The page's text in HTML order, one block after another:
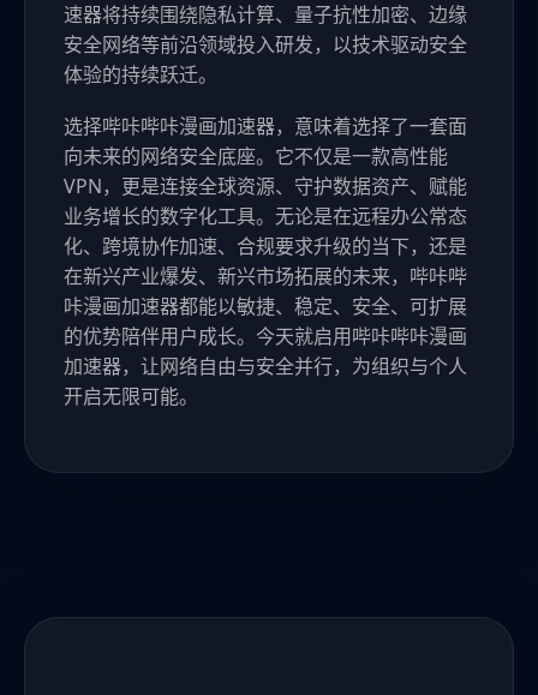
速器将持续围绕隐私计算、量子抗性加密、边缘
安全网络等前沿领域投入研发，以技术驱动安全
体验的持续跃迁。
选择哔咔哔咔漫画加速器，意味着选择了一套面
向未来的网络安全底座。它不仅是一款高性能
VPN，更是连接全球资源、守护数据资产、赋能
业务增长的数字化工具。无论是在远程办公常态
化、跨境协作加速、合规要求升级的当下，还是
在新兴产业爆发、新兴市场拓展的未来，哔咔哔
咔漫画加速器都能以敏捷、稳定、安全、可扩展
的优势陪伴用户成长。今天就启用哔咔哔咔漫画
加速器，让网络自由与安全并行，为组织与个人
开启无限可能。